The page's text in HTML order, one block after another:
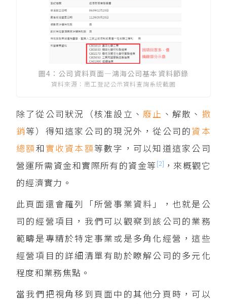
圖4：公司資料頁面—鴻海公司基本資料節錄
資料來源：商工登記公示資料查詢系統截圖
除了從公司狀況（核准設立、廢止 、解散、 撤
銷等）得知這家公司的現況外，從公司的資本
總額和 實收資本額等數字，可以知道這家公司
營運所需資金和實際所有的資金等[2] ，來概觀它
的經濟實力。
此頁面還會羅列「所營事業資料」，也就是公
司的經營項目，我們可以觀察到該公司的業務
範疇是專精於特定事業或是多角化經營，這些
經營項目的詳細清單有助於瞭解公司的多元化
程度和業務焦點。
當我們把視角移到頁面中的其他分頁時，可以